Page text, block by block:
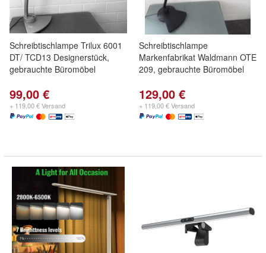
Schreibtischlampe Trilux 6001
DT/ TCD13 Designerstück,
gebrauchte Büromöbel
99,00 €
+ 119,00 € Versand
Schreibtischlampe
Markenfabrikat Waldmann OTE
209, gebrauchte Büromöbel
129,00 €
+ 119,00 € Versand